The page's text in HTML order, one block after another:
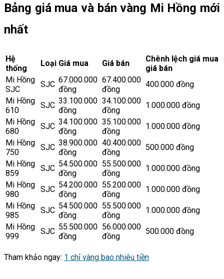
Bảng giá mua và bán vàng Mi Hồng mới
nhất
Hệ
thống
Loại Giá mua Giá bán
Chênh lệch giá mua
giá bán
Mi Hồng
SJC
SJC 67.000.000
đồng
67.400.000
đồng
400.000 đồng
Mi Hồng
610
SJC 33.100.000
đồng
34.100.000
đồng
1.000.000 đồng
Mi Hồng
680
SJC 34.100.000
đồng
35.100.000
đồng
1.000.000 đồng
Mi Hồng
750
SJC 38.900.000
đồng
40.400.000
đồng
500.000 đồng
Mi Hồng
859
SJC 54.500.000
đồng
55.500.000
đồng
1.000.000 đồng
Mi Hồng
980
SJC 54.200.000
đồng
55.200.000
đồng
1.000.000 đồng
Mi Hồng
985
SJC 54.500.000
đồng
55.500.000
đồng
1.000.000 đồng
Mi Hồng
999
SJC 55.500.000
đồng
56.000.000
đồng
500.000 đồng
Tham khảo ngay: 1 chỉ vàng bao nhiêu tiền